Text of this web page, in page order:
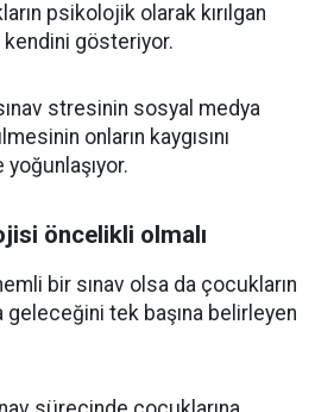
psikolojik olarak kırılgan
gösteriyor.
stresinin sosyal medya
onların kaygısını
öncelikli olmalı
bir sınav olsa da çocukların
geleceğini tek başına belirleyen